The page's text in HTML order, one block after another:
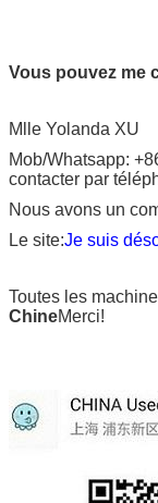
Vous pouvez me
Mlle Yolanda XU
Mob/Whatsapp:
contacter par
Nous avons un
Le site:Je suis
Toutes les
ChineMerci!